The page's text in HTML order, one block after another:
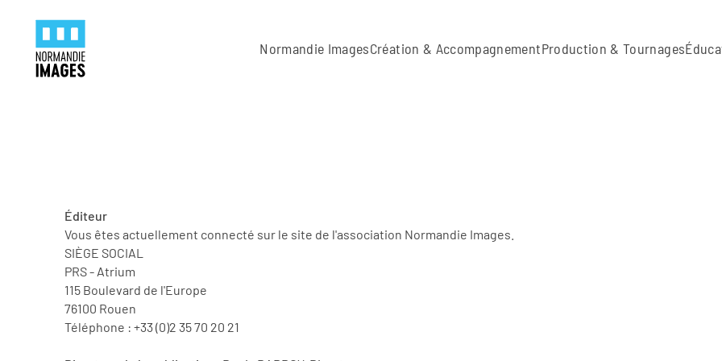
Skip to main content
Normandie ImagesCréation & AccompagnementProduction & Tournages
Éditeur
Vous êtes actuellement connecté sur le site de l'association Normandie Images.
SIÈGE SOCIAL
PRS - Atrium
115 Boulevard de l'Europe
76100 Rouen
Téléphone : +33 (0)2 35 70 20 21